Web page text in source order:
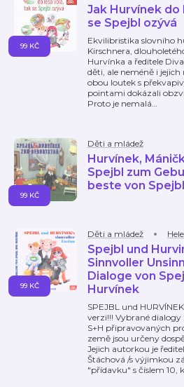
Jak Hurvínek do
se Spejbl ozývá
Ekvilibristika slovního
Kirschnera,
Hurvínka a ředitele
děti, ale neméně i
obou loutek s
pointami dokázali
Proto je nemalá…
99 KČ
Děti a mládež
Hurvínek,
Spejbl zum
beste von
99 KČ
Děti a mládež
Spejbl und
Sinnvoller
Dialoge von
Hurvínek
SPEJBL und
verzi!!! Vybrané dialogy
S+H připravovaných
země jsou určeny
Jejich autorkou je
Štáchová /s výjimkou
"přídavku" s číslem 10,
99 KČ